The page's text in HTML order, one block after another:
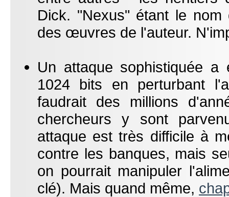
Dick. "Nexus" étant le nom
des œuvres de l'auteur.
Un attaque sophistiquée
1024 bits en perturbant
faudrait des millions
chercheurs y sont
attaque est très difficile à
contre les banques, mais
on pourrait manipuler
clé). Mais quand même,